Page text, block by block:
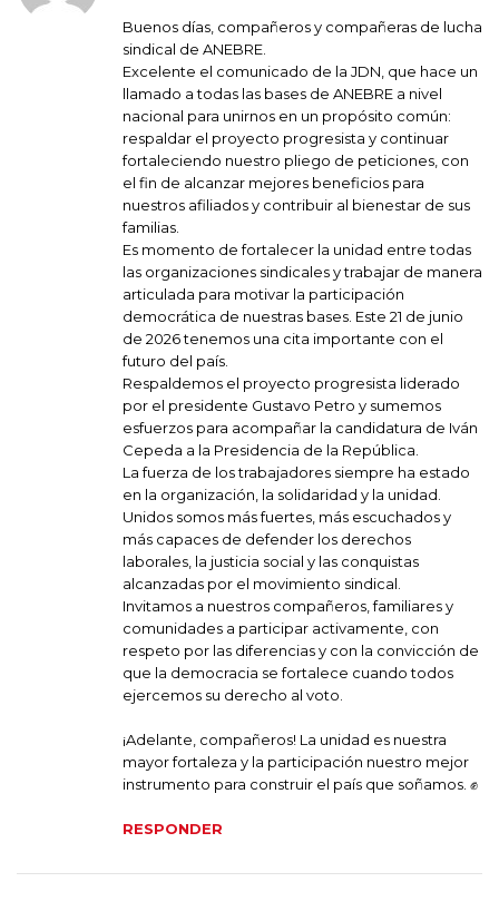
Buenos días, compañeros y compañeras de lucha
sindical de ANEBRE.
Excelente el comunicado de la JDN, que hace un
llamado a todas las bases de ANEBRE a nivel
nacional para unirnos en un propósito común:
respaldar el proyecto progresista y continuar
fortaleciendo nuestro pliego de peticiones, con
el fin de alcanzar mejores beneficios para
nuestros afiliados y contribuir al bienestar de sus
familias.
Es momento de fortalecer la unidad entre todas
las organizaciones sindicales y trabajar de manera
articulada para motivar la participación
democrática de nuestras bases. Este 21 de junio
de 2026 tenemos una cita importante con el
futuro del país.
Respaldemos el proyecto progresista liderado
por el presidente Gustavo Petro y sumemos
esfuerzos para acompañar la candidatura de Iván
Cepeda a la Presidencia de la República.
La fuerza de los trabajadores siempre ha estado
en la organización, la solidaridad y la unidad.
Unidos somos más fuertes, más escuchados y
más capaces de defender los derechos
laborales, la justicia social y las conquistas
alcanzadas por el movimiento sindical.
Invitamos a nuestros compañeros, familiares y
comunidades a participar activamente, con
respeto por las diferencias y con la convicción de
que la democracia se fortalece cuando todos
ejercemos su derecho al voto.
¡Adelante, compañeros! La unidad es nuestra
mayor fortaleza y la participación nuestro mejor
instrumento para construir el país que soñamos. ✊
RESPONDER